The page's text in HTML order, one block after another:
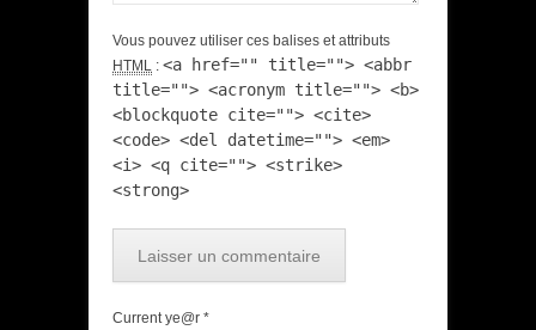
Vous pouvez utiliser ces balises et attributs
HTML : <a href="" title=""> <abbr
title=""> <acronym title=""> <b>
<blockquote cite=""> <cite>
<code> <del datetime=""> <em>
<i> <q cite=""> <strike>
<strong>
Current ye@r *